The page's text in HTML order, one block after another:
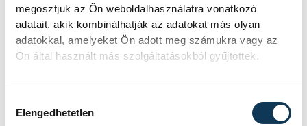
megosztjuk az Ön weboldalhasználatra vonatkozó
adatait, akik kombinálhatják az adatokat más olyan
adatokkal, amelyeket Ön adott meg számukra vagy az
Ön által használt más szolgáltatásokból gyűjtöttek.
Elengedhetetlen
A folyó rekordalacsony vízállása miatt
egy csaknem komplett, II.
világháborús német DKW NZ 350-1
motorkerékpárbukkant elő a
máshol pedig egy közel féltonnás brit